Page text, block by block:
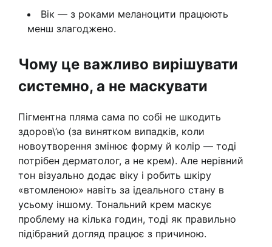
Вік — з роками меланоцити працюють
менш злагоджено.
Чому це важливо вирішувати
системно, а не маскувати
Пігментна пляма сама по собі не шкодить
здоров\’ю (за винятком випадків, коли
новоутворення змінює форму й колір — тоді
потрібен дерматолог, а не крем). Але нерівний
тон візуально додає віку і робить шкіру
«втомленою» навіть за ідеального стану в
усьому іншому. Тональний крем маскує
проблему на кілька годин, тоді як правильно
підібраний догляд працює з причиною.